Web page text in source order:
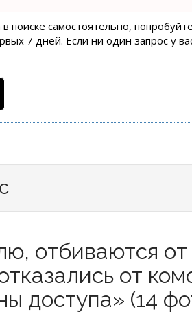
поиске самостоятельно,
7 дней. Если ни один запрос у
отбиваются от
от
доступа» (14